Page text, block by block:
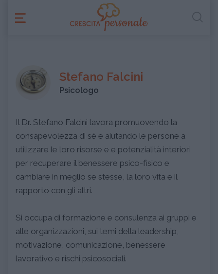
Stefano Falcini
Psicologo
Il Dr. Stefano Falcini lavora promuovendo la
consapevolezza di sé e aiutando le persone a
utilizzare le loro risorse e e potenzialità interiori
per recuperare il benessere psico-fisico e
cambiare in meglio se stesse, la loro vita e il
rapporto con gli altri.
Si occupa di formazione e consulenza ai gruppi e
alle organizzazioni, sui temi della leadership,
motivazione, comunicazione, benessere
lavorativo e rischi psicosociali.